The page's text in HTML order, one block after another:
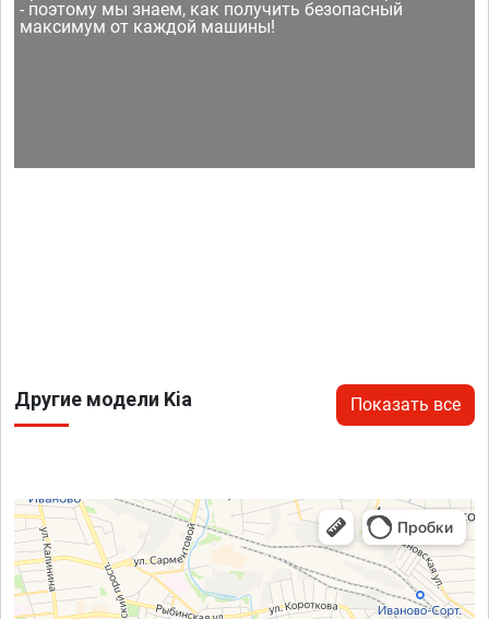
- поэтому мы знаем, как получить безопасный
максимум от каждой машины!
Другие модели Kia Показать все